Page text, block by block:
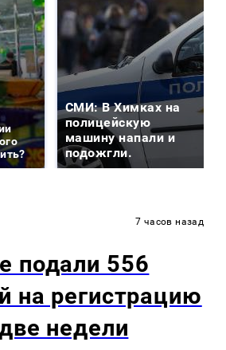
СМИ: В Химках на
полицейскую
машину напали и
подожгли.
7 часов назад
подали 556
на регистрацию
недели